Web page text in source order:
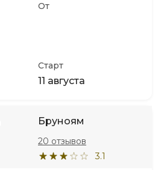
От
Старт
11 августа
Бруноям
3.1
20 отзывов